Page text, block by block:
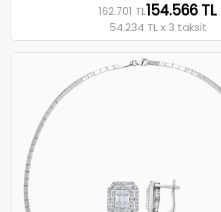
162.701 TL154.566 TL
54.234 TL x 3 taksit